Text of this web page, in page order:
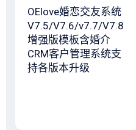
OElove婚恋交友系统
V7.5/V7.6/v7.7/V7.8
增强版模板含婚介
CRM客户管理系统支
持各版本升级